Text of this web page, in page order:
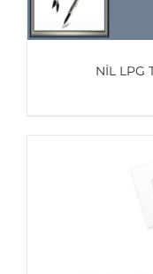
NİL LPG